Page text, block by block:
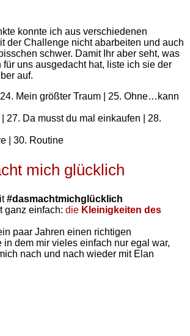
konnte ich aus verschiedenen
der Challenge nicht abarbeiten und auch
schwer. Damit Ihr aber seht, was
uns ausgedacht hat, liste ich sie der
auf.
Mein größter Traum | 25. Ohne…kann
27. Da musst du mal einkaufen | 28.
| 30. Routine
mich glücklich
#dasmachtmichglücklich
ganz einfach: die Kleinigkeiten des
paar Jahren einen richtigen
in dem mir vieles einfach nur egal war,
nach und nach wieder mit Elan